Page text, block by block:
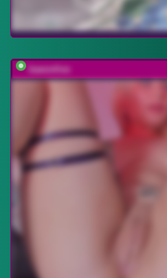
baeonlive